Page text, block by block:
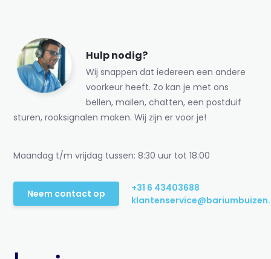
Hulp nodig?
Wij snappen dat iedereen een andere
voorkeur heeft. Zo kan je met ons
bellen, mailen, chatten, een postduif
sturen, rooksignalen maken. Wij zijn er voor je!
Maandag t/m vrijdag tussen: 8:30 uur tot 18:00
Neem contact op
+31 6 43403688